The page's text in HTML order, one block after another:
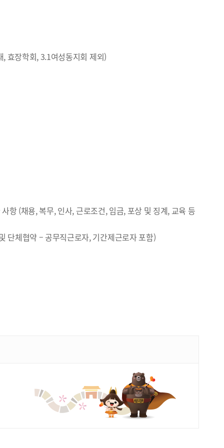
효장학회, 3.1여성동지회 제외)
항 (채용, 복무, 인사, 근로조건, 임금, 포상 및 징계, 교육 등
단체협약 – 공무직근로자, 기간제근로자 포함)